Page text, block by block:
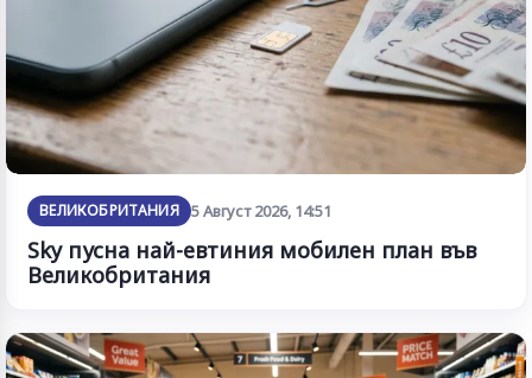
ВЕЛИКОБРИТАНИЯ 5 Август 2026, 14:51
Sky пусна най-евтиния мобилен план във
Великобритания